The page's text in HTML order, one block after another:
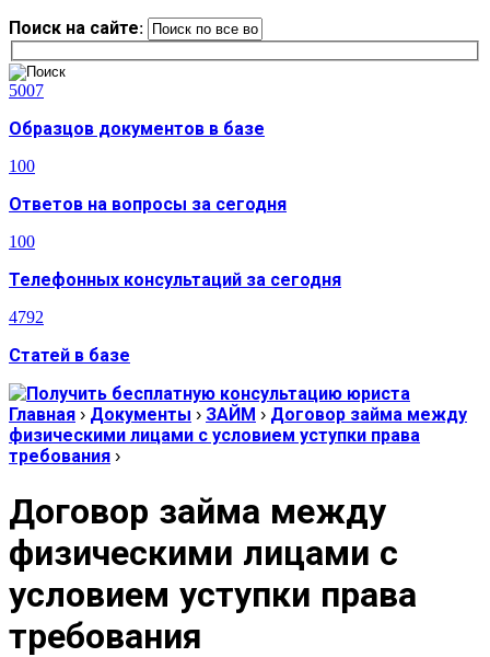
Поиск на сайте:
5007
Образцов документов в базе
100
Ответов на вопросы за сегодня
100
Телефонных консультаций за сегодня
4792
Статей в базе
Главная › Документы › ЗАЙМ › Договор займа между
физическими лицами с условием уступки права
требования ›
Договор займа между
физическими лицами с
условием уступки права
требования